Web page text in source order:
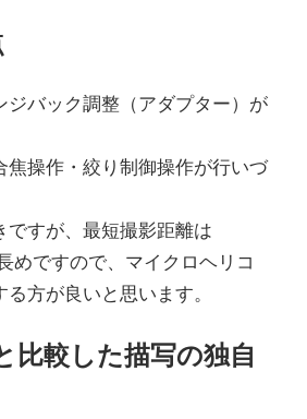
ジバック調整（アダプター）が
焦操作・絞り制御操作が行いづ
ですが、最短撮影距離は
めですので、マイクロヘリコ
方が良いと思います。
比較した描写の独自